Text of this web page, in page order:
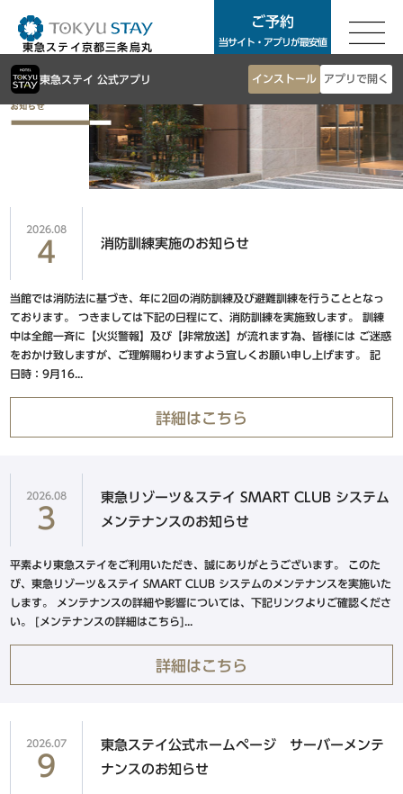
東急ステイ 公式アプリ インストール アプリで開く
東急ステイ京都三条烏丸
ご予約
当サイト・アプリが最安値
ご予約
東急ステイTOP
客室案内
朝食
お知らせ
アクセス
サステナビリティ
法人予約
団体予約
ホテル一覧
『東急ステイ公式アプリ』
QRチェックイン！STAY SKIP
簡単！予約・決済
東京エリア
銀座・築地・新橋エリア
東急ステイ築地
東急ステイ新橋
渋谷・青山・目黒・世田谷エリア
東急ステイ渋谷
東急ステイ渋谷 新南口
東急ステイ渋谷 恵比寿
東急ステイ目黒・祐天寺
東急ステイ用賀
新宿・四谷・池袋エリア
東急ステイ新宿イーストサイド
東急ステイ新宿
（2026年9月29日リニューアル）
東急ステイ四谷
東急ステイ池袋
2026.08
4 消防訓練実施のお知らせ
当館では消防法に基づき、年に2回の消防訓練及び避難訓練を行うこととなっ
ております。 つきましては下記の日程にて、消防訓練を実施致します。 訓練
中は全館一斉に【火災警報】及び【非常放送】が流れます為、皆様には ご迷惑
をおかけ致しますが、ご理解賜わりますよう宜しくお願い申し上げます。 記
日時：9月16...
詳細はこちら
2026.08
3
東急リゾーツ＆ステイ SMART CLUB システム
メンテナンスのお知らせ
平素より東急ステイをご利用いただき、誠にありがとうございます。 このた
び、東急リゾーツ＆ステイ SMART CLUB システムのメンテナンスを実施いた
します。 メンテナンスの詳細や影響については、下記リンクよりご確認くださ
い。 [メンテナンスの詳細はこちら]...
詳細はこちら
2026.07
9
東急ステイ公式ホームページ サーバーメンテ
ナンスのお知らせ